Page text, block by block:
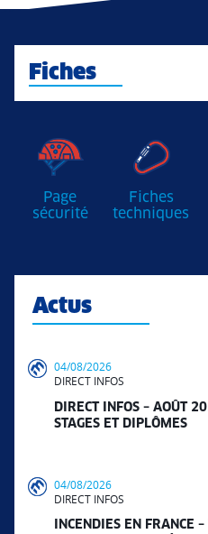
Fiches
Page
sécurité
Fiches
techniques
Actus
04/08/2026
DIRECT INFOS
DIRECT INFOS – AOÛT
STAGES ET DIPLÔMES
04/08/2026
DIRECT INFOS
INCENDIES EN FRANCE